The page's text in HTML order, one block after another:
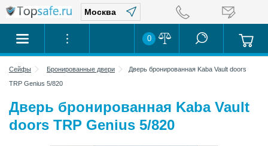
0
Сейфы Бронированные двери
Дверь бронированная Kaba Vault doors
TRP Genius 5/820
Дверь бронированная Kaba Vault
doors TRP Genius 5/820